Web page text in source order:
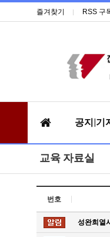
즐겨찾기 RSS 구
공지|기
교육 자료실
번호
성완희열